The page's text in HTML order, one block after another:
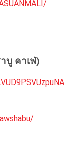
บู คาเฟ่)